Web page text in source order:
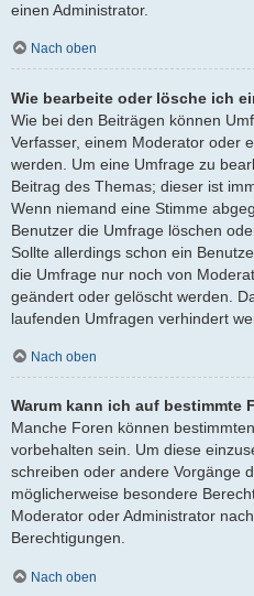
einen Administrator.
Nach oben
Wie bearbeite oder lösche ich
Wie bei den Beiträgen können
Verfasser, einem Moderator oder
werden. Um eine Umfrage zu
Beitrag des Themas; dieser ist
Wenn niemand eine Stimme
Benutzer die Umfrage löschen
Sollte allerdings schon ein
die Umfrage nur noch von
geändert oder gelöscht werden.
laufenden Umfragen verhindert
Nach oben
Warum kann ich auf bestimmte
Manche Foren können
vorbehalten sein. Um diese
schreiben oder andere Vorgänge
möglicherweise besondere
Moderator oder Administrator
Berechtigungen.
Nach oben